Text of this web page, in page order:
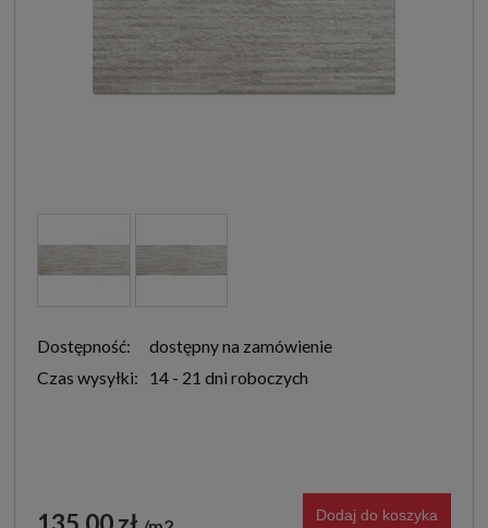
Dostępność:
dostępny na zamówienie
Czas wysyłki:
14 - 21 dni roboczych
Dodaj do koszyka